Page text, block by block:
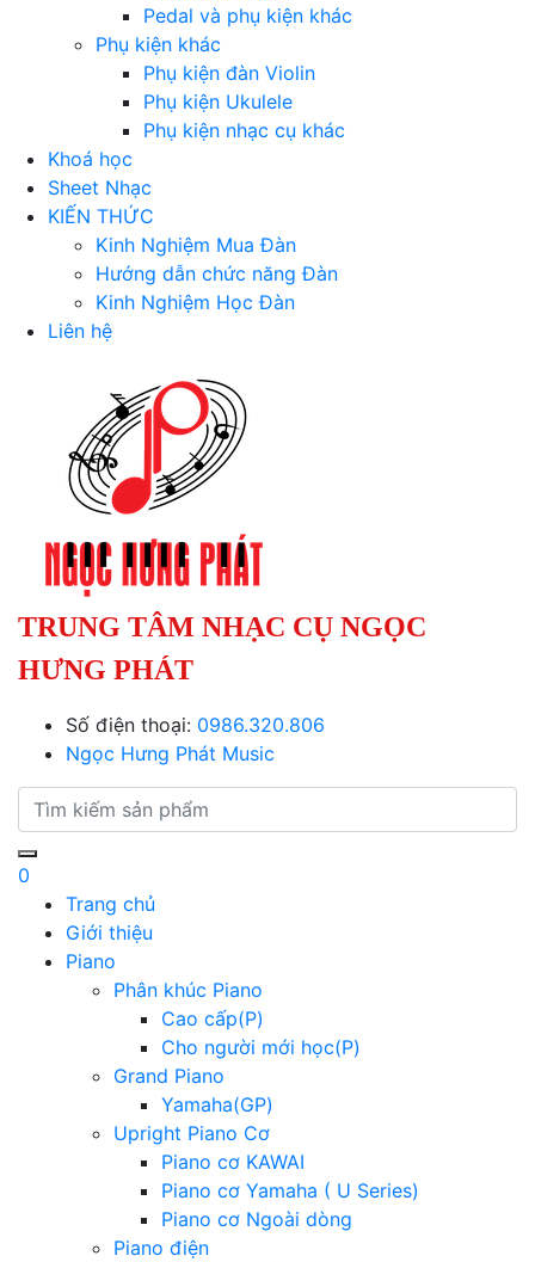
Pedal và phụ kiện khác
Phụ kiện khác
Phụ kiện đàn Violin
Phụ kiện Ukulele
Phụ kiện nhạc cụ khác
Khoá học
Sheet Nhạc
KIẾN THỨC
Kinh Nghiệm Mua Đàn
Hướng dẫn chức năng Đàn
Kinh Nghiệm Học Đàn
Liên hệ
TRUNG TÂM NHẠC CỤ NGỌC
HƯNG PHÁT
Số điện thoại: 0986.320.806
Ngọc Hưng Phát Music
0
Trang chủ
Giới thiệu
Piano
Phân khúc Piano
Cao cấp(P)
Cho người mới học(P)
Grand Piano
Yamaha(GP)
Upright Piano Cơ
Piano cơ KAWAI
Piano cơ Yamaha ( U Series)
Piano cơ Ngoài dòng
Piano điện